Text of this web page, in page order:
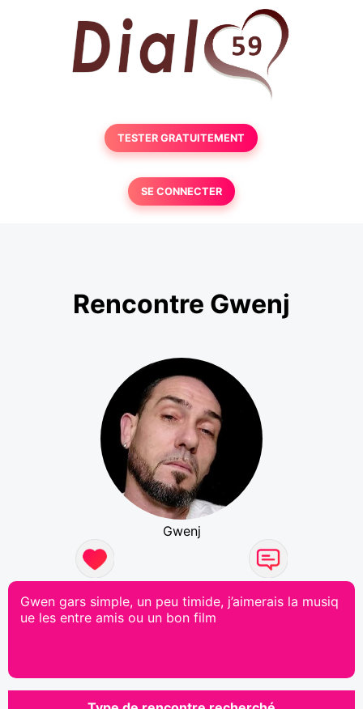
TESTER GRATUITEMENT
SE CONNECTER
Rencontre Gwenj
Gwenj
Gwen gars simple, un peu timide, j’aimerais la musiq
ue les entre amis ou un bon film